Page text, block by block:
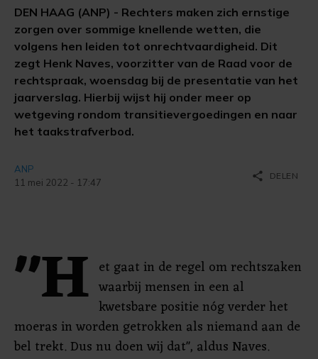
DEN HAAG (ANP) - Rechters maken zich ernstige
zorgen over sommige knellende wetten, die
volgens hen leiden tot onrechtvaardigheid. Dit
zegt Henk Naves, voorzitter van de Raad voor de
rechtspraak, woensdag bij de presentatie van het
jaarverslag. Hierbij wijst hij onder meer op
wetgeving rondom transitievergoedingen en naar
het taakstrafverbod.
ANP
11 mei 2022 - 17:47
share DELEN
"H et gaat in de regel om rechtszaken
waarbij mensen in een al
kwetsbare positie nóg verder het
moeras in worden getrokken als niemand aan de
bel trekt. Dus nu doen wij dat", aldus Naves.